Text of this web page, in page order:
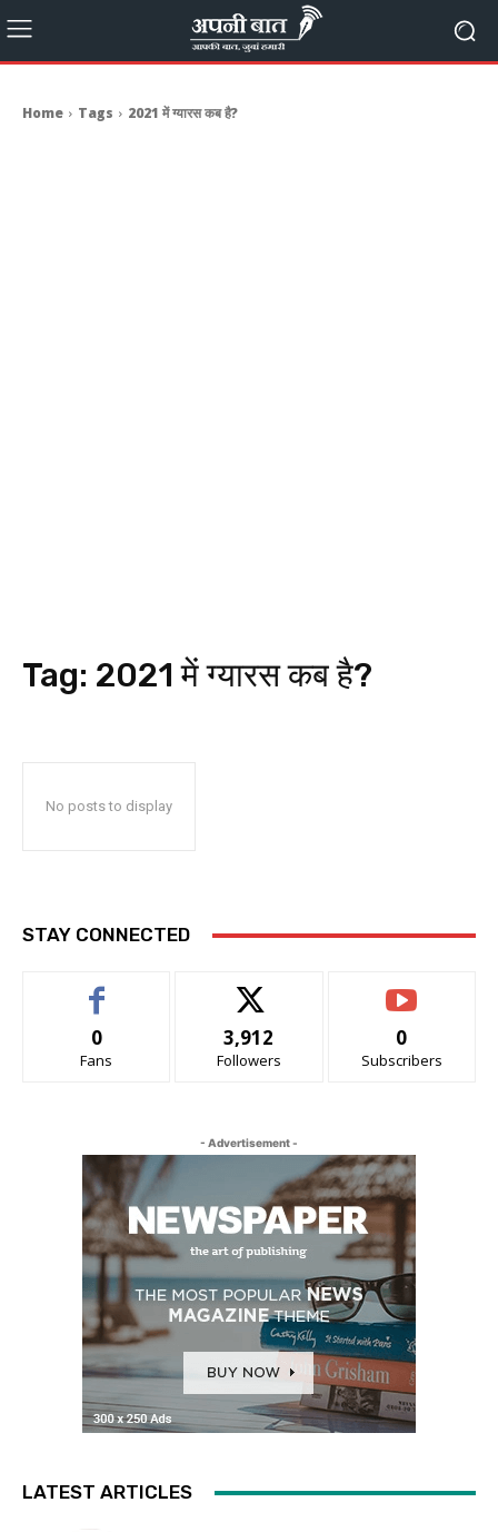
Home Tags 2021 में ग्यारस कब है?
Tag: 2021 में ग्यारस कब है?
No posts to display
STAY CONNECTED
0
Fans
3,912
Followers
0
Subscribers
- Advertisement -
LATEST ARTICLES